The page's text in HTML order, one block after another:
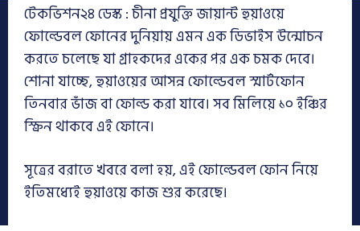
টেকভিশন২৪ ডেস্ক : চীনা প্রযুক্তি জায়ান্ট হুয়াওয়ে
ফোল্ডেবল ফোনের দুনিয়ায় এমন এক ডিভাইস উন্মোচন
করতে চলেছে যা গ্রাহকদের একের পর এক চমক দেবে।
শোনা যাচ্ছে, হুয়াওয়ের আসন্ন ফোল্ডেবল স্মার্টফোন
তিনবার ভাঁজ বা ফোল্ড করা যাবে। সব মিলিয়ে ১০ ইঞ্চির
স্ক্রিন থাকবে এই ফোনে।
সূত্রের বরাতে খবরে বলা হয়, এই ফোল্ডেবল ফোন নিয়ে
ইতিমধ্যেই হুয়াওয়ে কাজ শুর করেছে।